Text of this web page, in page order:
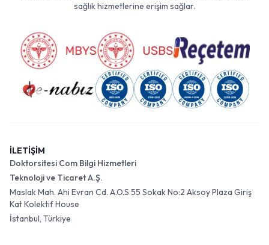
sağlık hizmetlerine erişim sağlar.
İLETİŞİM
Doktorsitesi Com Bilgi Hizmetleri
Teknoloji ve Ticaret A.Ş.
Maslak Mah. Ahi Evran Cd. A.O.S 55 Sokak No:2 Aksoy Plaza Giriş
Kat Kolektif House
İstanbul, Türkiye